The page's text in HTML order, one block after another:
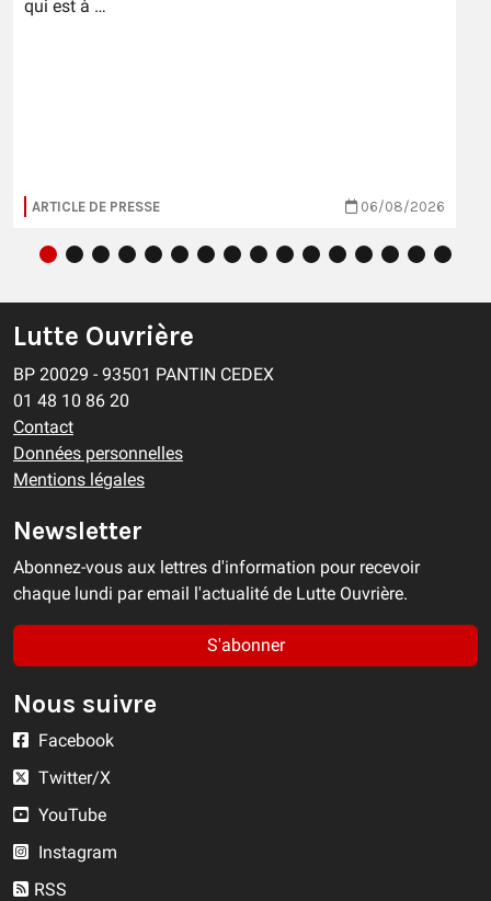
qui est à …
ARTICLE DE PRESSE 06/08/2026
Lutte Ouvrière
BP 20029 - 93501 PANTIN CEDEX
01 48 10 86 20
Contact
Données personnelles
Mentions légales
Newsletter
Abonnez-vous aux lettres d'information pour recevoir
chaque lundi par email l'actualité de Lutte Ouvrière.
S'abonner
Nous suivre
Facebook
Twitter/X
YouTube
Instagram
RSS